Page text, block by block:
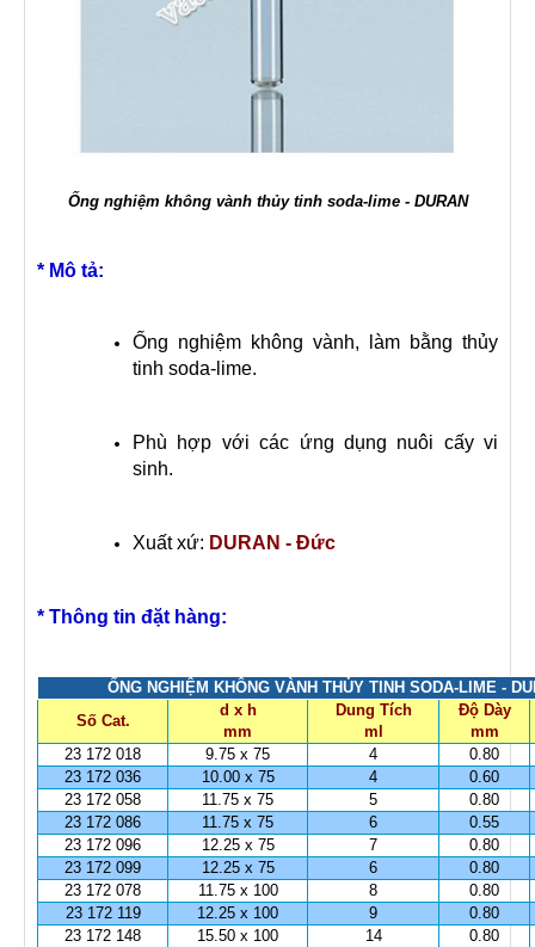
Ống nghiệm không vành thủy tinh soda-lime - DURAN
* Mô tả:
Ống nghiệm không vành, làm bằng thủy
tinh soda-lime.
Phù hợp với các ứng dụng nuôi cấy vi
sinh.
Xuất xứ: DURAN - Đức
* Thông tin đặt hàng:
ỐNG NGHIỆM KHÔNG VÀNH THỦY TINH SODA-LIME -
Số Cat.
d x h
mm
Dung Tích
ml
Độ Dày
mm
23 172 018
9.75 x 75 4
0.80
23 172 036
10.00 x 75 4
0.60
23 172 058
11.75 x 75 5
0.80
23 172 086
11.75 x 75 6
0.55
23 172 096
12.25 x 75 7
0.80
23 172 099
12.25 x 75 6
0.80
23 172 078
11.75 x 100 8
0.80
23 172 119
12.25 x 100 9
0.80
23 172 148
15.50 x 100 14
0.80